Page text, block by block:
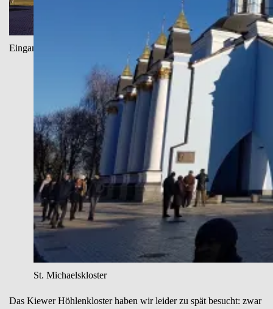
Eingang zur Sophienkathedrale
St. Michaelskloster
Das Kiewer Höhlenkloster haben wir leider zu spät besucht: zwar